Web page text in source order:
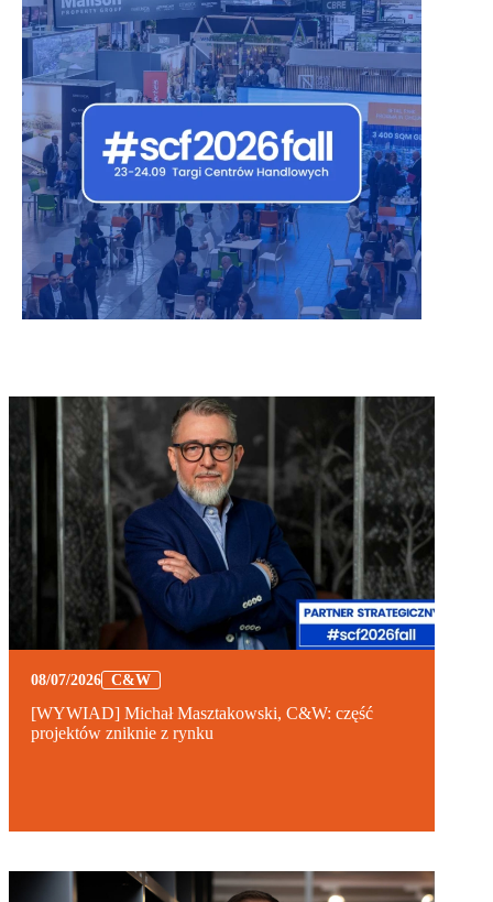
08/07/2026 C&W
[WYWIAD] Michał Masztakowski, C&W: część
projektów zniknie z rynku